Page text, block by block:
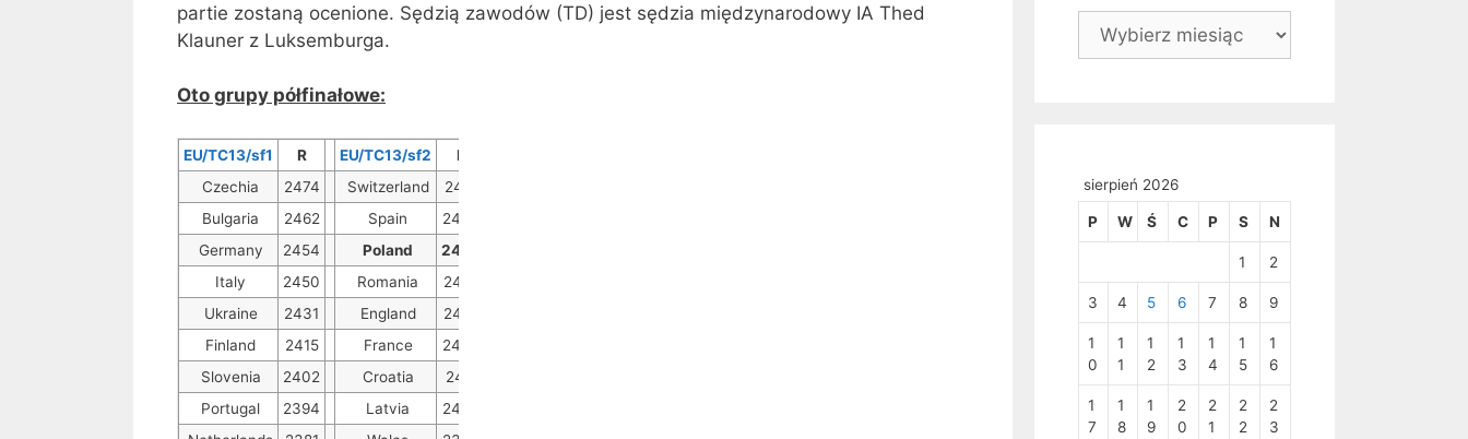
partie zostaną ocenione. Sędzią zawodów (TD) jest sędzia międzynarodowy IA Thed
Klauner z Luksemburga.
Oto grupy półfinałowe:
EU/TC13/sf1 R EU/TC13/sf2
R
Czechia
2474 Switzerland
2451
Bulgaria
2462 Spain
2443
Germany
2454 Poland
2433
Italy
2450 Romania
2426
Ukraine
2431 England
2425
Finland
2415 France
2424
Slovenia
2402 Croatia
2411
Portugal
2394 Latvia
2405
Archiwa
sierpień 2026
P W Ś C P S N
1 2
3 4 5 6 7 8 9
1
0
1
1
1
2
1
3
1
4
1
5
1
6
1
7
1
8
1
9
2
0
2
1
2
2
2
3